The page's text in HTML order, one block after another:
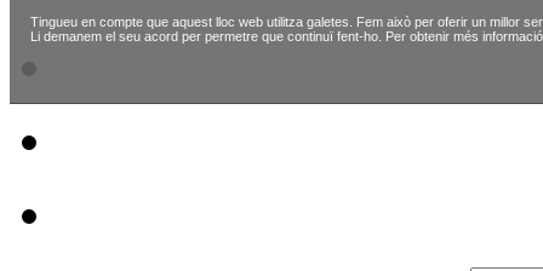
Tingueu en compte que aquest lloc web utilitza galetes. Fem això per oferir un millor
Li demanem el seu acord per permetre que continuï fent-ho. Per obtenir més